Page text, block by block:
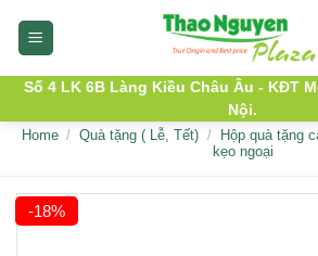
Số 4 LK 6B Làng Kiều Châu Âu - KĐT
Nội.
Home / Quà tặng ( Lễ, Tết) / Hộp quà tặng
kẹo ngoại
-18%